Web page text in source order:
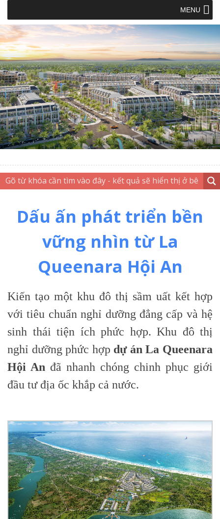
MENU
Dấu ấn phát triển bền
vững nhìn từ La
Queenara Hội An
Kiến tạo một khu đô thị sầm uất kết hợp
với tiêu chuẩn nghỉ dưỡng đẳng cấp và hệ
sinh thái tiện ích phức hợp. Khu đô thị
nghỉ dưỡng phức hợp dự án La Queenara
Hội An đã nhanh chóng chinh phục giới
đầu tư địa ốc khắp cả nước.